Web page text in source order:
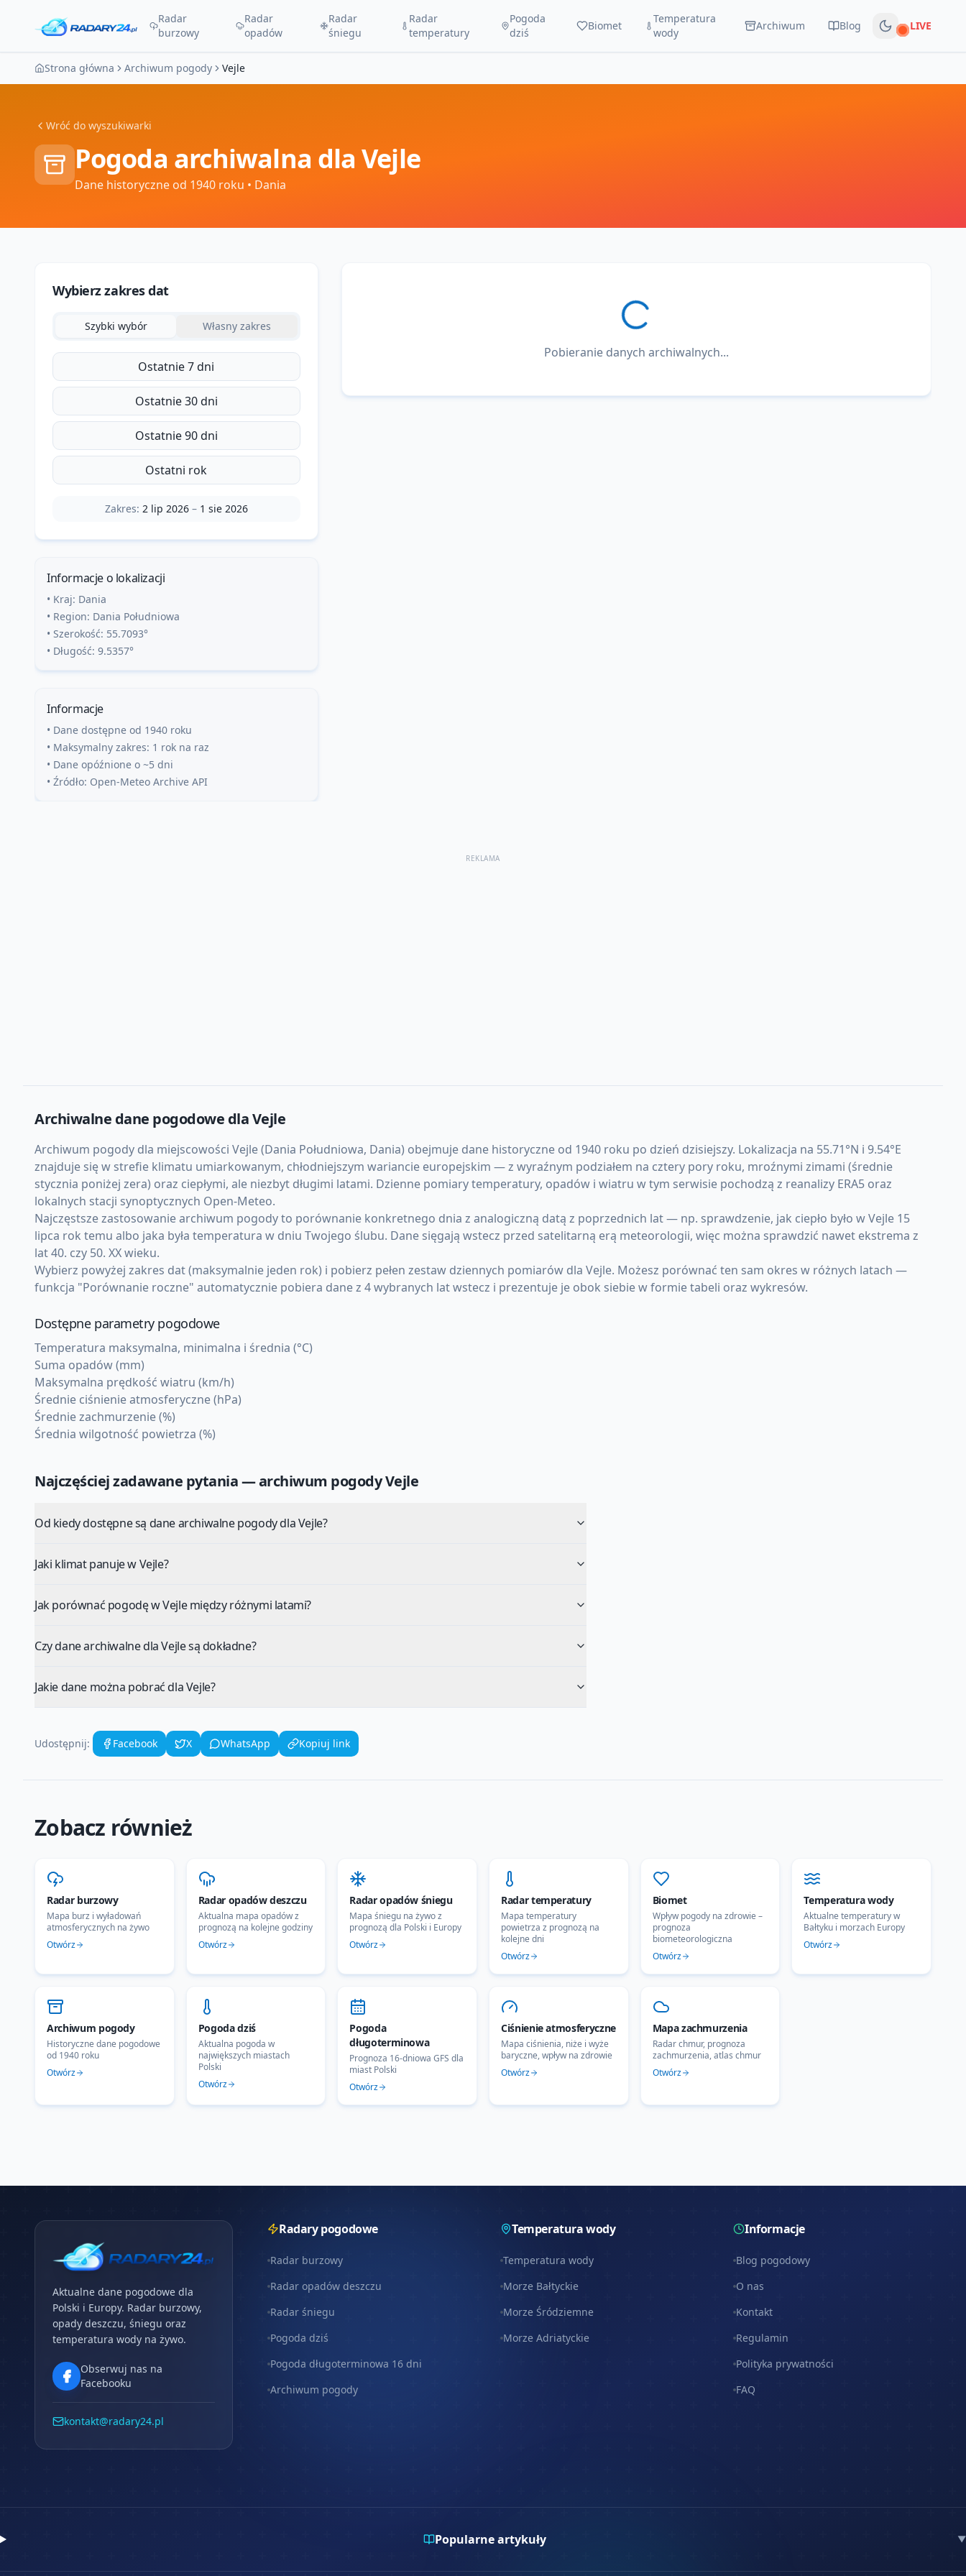
Radar
burzowy
Radar
opadów
Radar
śniegu
Radar
temperatury
Pogoda
dziś
Biomet
Temperatura
wody
Archiwum Blog Na żywo
LIVE
Strona główna Archiwum pogody Vejle
Wróć do wyszukiwarki
Pogoda archiwalna dlaVejle
Dane historyczne od 1940 roku • Dania
Wybierz zakres dat
Szybki wybór Własny zakres
Ostatnie 7 dni
Ostatnie 30 dni
Ostatnie 90 dni
Ostatni rok
Zakres: 2 lip 2026– 1 sie 2026
Informacje o lokalizacji
• Kraj: Dania
• Region: Dania Południowa
• Szerokość: 55.7093°
• Długość: 9.5357°
Informacje
• Dane dostępne od 1940 roku
• Maksymalny zakres: 1 rok na raz
• Dane opóźnione o ~5 dni
• Źródło: Open-Meteo Archive API
Pobieranie danych archiwalnych...
REKLAMA
Archiwalne dane pogodowe dlaVejle
Archiwum pogody dla miejscowości Vejle (Dania Południowa, Dania) obejmuje dane historyczne od 1940 roku po dzień dzisiejszy. Lokalizacja na 55.71°N i 9.54°E
znajduje się w strefie klimatu umiarkowanym, chłodniejszym wariancie europejskim — z wyraźnym podziałem na cztery pory roku, mroźnymi zimami (średnie
stycznia poniżej zera) oraz ciepłymi, ale niezbyt długimi latami. Dzienne pomiary temperatury, opadów i wiatru w tym serwisie pochodzą z reanalizy ERA5 oraz
lokalnych stacji synoptycznych Open-Meteo.
Najczęstsze zastosowanie archiwum pogody to porównanie konkretnego dnia z analogiczną datą z poprzednich lat — np. sprawdzenie, jak ciepło było w Vejle 15
lipca rok temu albo jaka była temperatura w dniu Twojego ślubu. Dane sięgają wstecz przed satelitarną erą meteorologii, więc można sprawdzić nawet ekstrema z
lat 40. czy 50. XX wieku.
Wybierz powyżej zakres dat (maksymalnie jeden rok) i pobierz pełen zestaw dziennych pomiarów dla Vejle. Możesz porównać ten sam okres w różnych latach —
funkcja "Porównanie roczne" automatycznie pobiera dane z 4 wybranych lat wstecz i prezentuje je obok siebie w formie tabeli oraz wykresów.
Dostępne parametry pogodowe
Temperatura maksymalna, minimalna i średnia (°C)
Suma opadów (mm)
Maksymalna prędkość wiatru (km/h)
Średnie ciśnienie atmosferyczne (hPa)
Średnie zachmurzenie (%)
Średnia wilgotność powietrza (%)
Najczęściej zadawane pytania — archiwum pogodyVejle
Od kiedy dostępne są dane archiwalne pogody dla Vejle?
Jaki klimat panuje w Vejle?
Jak porównać pogodę w Vejle między różnymi latami?
Czy dane archiwalne dla Vejle są dokładne?
Jakie dane można pobrać dla Vejle?
Udostępnij: Facebook X WhatsApp Kopiuj link
Zobacz również
Radar burzowy
Mapa burz i wyładowań
atmosferycznych na żywo
Otwórz
Radar opadów deszczu
Aktualna mapa opadów z
prognozą na kolejne godziny
Otwórz
Radar opadów śniegu
Mapa śniegu na żywo z
prognozą dla Polski i Europy
Otwórz
Radar temperatury
Mapa temperatury
powietrza z prognozą na
kolejne dni
Otwórz
Biomet
Wpływ pogody na zdrowie –
prognoza
biometeorologiczna
Otwórz
Temperatura wody
Aktualne temperatury w
Bałtyku i morzach Europy
Otwórz
Archiwum pogody
Historyczne dane pogodowe
od 1940 roku
Otwórz
Pogoda dziś
Aktualna pogoda w
największych miastach
Polski
Otwórz
Pogoda
długoterminowa
Prognoza 16-dniowa GFS dla
miast Polski
Otwórz
Ciśnienie atmosferyczne
Mapa ciśnienia, niże i wyże
baryczne, wpływ na zdrowie
Otwórz
Mapa zachmurzenia
Radar chmur, prognoza
zachmurzenia, atlas chmur
Otwórz
Aktualne dane pogodowe dla
Polski i Europy. Radar burzowy,
opady deszczu, śniegu oraz
temperatura wody na żywo.
Obserwuj nas na
Facebooku
kontakt@radary24.pl
Radary pogodowe
Radar burzowy
Radar opadów deszczu
Radar śniegu
Pogoda dziś
Pogoda długoterminowa 16 dni
Archiwum pogody
Temperatura wody
Temperatura wody
Morze Bałtyckie
Morze Śródziemne
Morze Adriatyckie
Informacje
Blog pogodowy
O nas
Kontakt
Regulamin
Polityka prywatności
FAQ
Popularne artykuły ▼